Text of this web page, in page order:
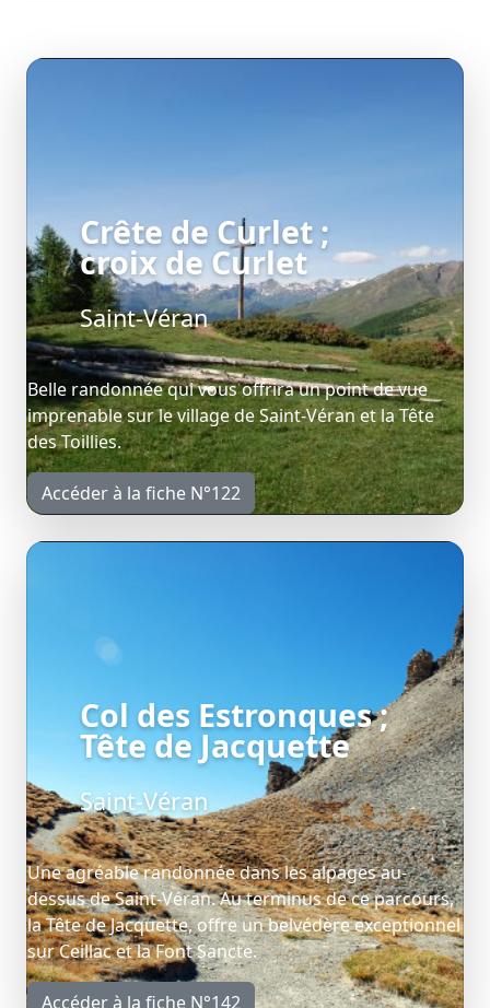
Crête de Curlet ;
croix de Curlet
Saint-Véran
Belle randonnée qui vous offrira un point de vue
imprenable sur le village de Saint-Véran et la Tête
des Toillies.
Accéder à la fiche N°122
Col des Estronques ;
Tête de Jacquette
Saint-Véran
Une agréable randonnée dans les alpages au-
dessus de Saint-Véran. Au terminus de ce parcours,
la Tête de Jacquette, offre un belvédère exceptionnel
sur Ceillac et la Font Sancte.
Accéder à la fiche N°142